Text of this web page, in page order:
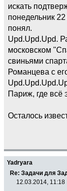
искать
понедельник
понял.
Upd.Upd.Upd.
московском
свиньями
Романцева с
Париж, где всё
Осталось
Yadryara
Re: Задачи для
12.03.2014, 11:18